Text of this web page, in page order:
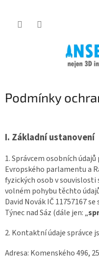
Podmínky
I. Základní ustanovení
1. Správcem osobních
Evropského parlamentu a
fyzických osob v souvislosti
volném pohybu těchto
David Novák IČ11757167se
Týnec nad Sáz (dále jen: „
2. Kontaktní údaje správce
Adresa: Komenského 496,